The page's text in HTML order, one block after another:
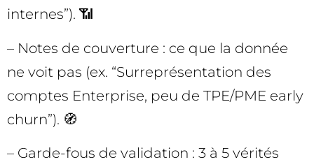
internes”). 📶
– Notes de couverture : ce que la donnée
ne voit pas (ex. “Surreprésentation des
comptes Enterprise, peu de TPE/PME early
churn”). 🧭
– Garde-fous de validation : 3 à 5 vérités